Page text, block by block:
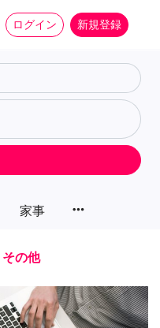
ログイン 新規登録
家事 more_horiz
その他